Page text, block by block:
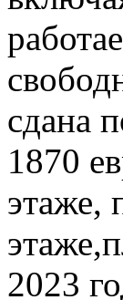
сдана
1870
этаже,
2023